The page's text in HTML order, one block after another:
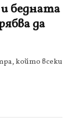
бедната
да
който всеки